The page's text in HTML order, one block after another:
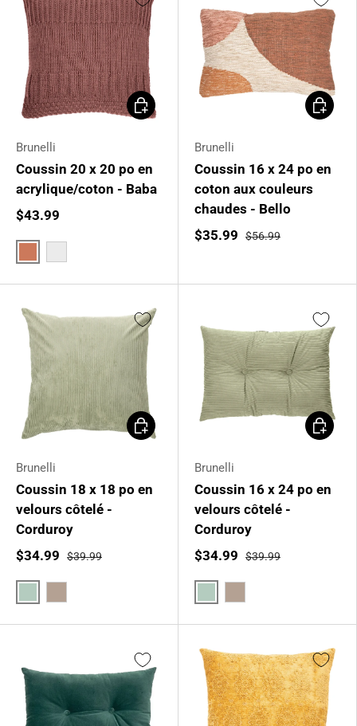
Brunelli
Coussin 20 x 20 po en
acrylique/coton - Baba
$43.99
Choisir les options
Brunelli
Coussin 16 x 24 po en
coton aux couleurs
chaudes - Bello
$35.99
$56.99
Ajouter
Brunelli
Coussin 18 x 18 po en
velours côtelé -
Corduroy
$34.99
$39.99
Choisir les options
Brunelli
Coussin 16 x 24 po en
velours côtelé -
Corduroy
$34.99
$39.99
Choisir